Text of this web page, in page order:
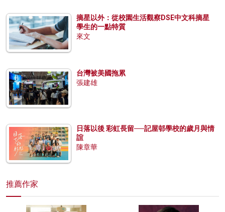
摘星以外：從校園生活觀察DSE中文科摘星
學生的一點特質
來文
台灣被美國拖累
張建雄
日落以後 彩虹長留──記屋邨學校的歲月與情
誼
陳章華
推薦作家